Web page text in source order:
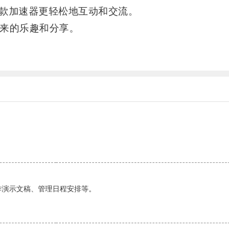
速器更轻松地互动和交流。
乐趣和分享。
示文稿、管理日程安排等。